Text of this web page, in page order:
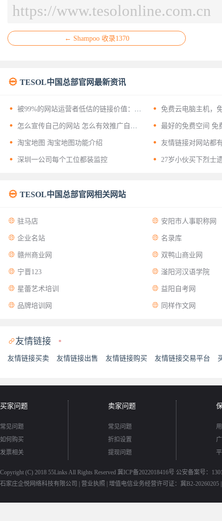
https://www.tesolonline.com.cn
← Shampoo 收录1370
 TESOL中国总部官网最新资讯
 被99%的网站运营者低估的链接价值：揭
开友情链接背后的十二层战略意义
 免费云电脑主机，
 怎么宣传自己的网站 怎么有效推广自己
的网站？
 最好的免费空间 免
 淘宝地图 淘宝地图功能介绍  友情链接对网站都
 深圳一公司每个工位都装监控  27岁小伙买下烈士
 TESOL中国总部官网相关网站
 驻马店  安阳市人事职称网
 企业名站  名录库
 赣州商业网  双鸭山商业网
 宁晋123  滏阳河汉语学院
 星蕾艺术培训  益阳自考网
 品牌培训网  同样作文网
友情链接 *
友情链接买卖 友情链接出售 友情链接购买 友情链接交易平台
买家问题
常见问题
如何购买
发票相关
卖家问题
常见问题
折扣设置
提现问题
Copyright (C) 2018 55Links All Rights Reserved 冀ICP备2022018416号 公安备案号：
石家庄企悦网络科技有限公司 | 营业执照 增值电信业务经营许可证：冀B2-20260205